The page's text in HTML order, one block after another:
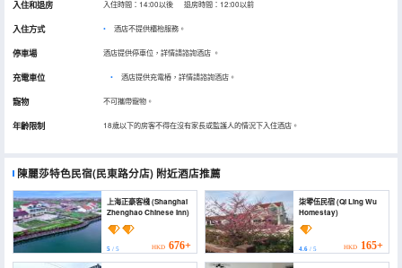
入住和退房 入住時間：14:00以後 退房時間：12:00以前
入住方式 酒店不提供櫃枱服務。
停車場 酒店提供停車位，詳情請諮詢酒店 。
充電車位 • 酒店提供充電樁，詳情請諮詢酒店。
寵物 不可攜帶寵物。
年齡限制 18歲以下的房客不得在沒有家長或監護人的情況下入住酒店。
陳麗莎特色民宿(民東路分店) 附近酒店推薦
上海正豪客棧 (Shanghai
Zhenghao Chinese Inn)
5 / 5 HKD 676+
柒零伍民宿 (Qi Ling Wu
Homestay)
4.6/ 5 HKD 165+